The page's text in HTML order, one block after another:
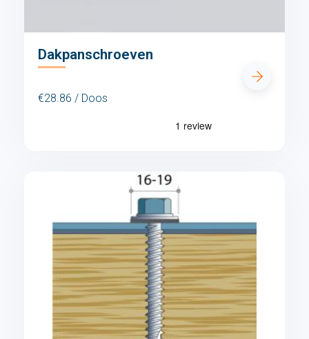
Dakpanschroeven
€28.86 / Doos